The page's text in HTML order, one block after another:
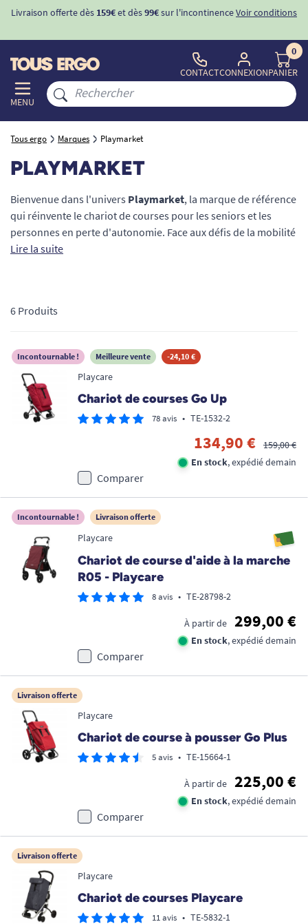
Livraison offerte dès 159€et dès99€sur l'incontinenceVoir conditions
MENU
CONTACTCONNEXION
0
PANIER
Tous ergo Marques Playmarket
PLAYMARKET
Bienvenue dans l'univers Playmarket, la marque de référence
qui réinvente le chariot de courses pour les seniors et les
personnes en perte d'autonomie. Face aux défis de la mobilité
quotidienne, Playmarket développe des produits innovants,
modèles compacts aux robustes chariots à 4 roues, faire ses
gamme complète alliant sécurité, grande capacité et design
contemporain pour une autonomie préservée à chaque sortie.
Lire la suite
6 Produits
Incontournable ! Meilleure vente -24,10 €
Playcare
Chariot de courses Go Up
78 avis • TE-1532-2
134,90 €
159,00 €
En stock, expédié demain
Comparer
Incontournable ! Livraison offerte
Playcare
Chariot de course d'aide à la marche
R05 - Playcare
8 avis • TE-28798-2
À partir de 299,00 €
En stock, expédié demain
Comparer
Livraison offerte
Playcare
Chariot de course à pousser Go Plus
5 avis • TE-15664-1
À partir de 225,00 €
En stock, expédié demain
Comparer
Livraison offerte
Playcare
Chariot de courses Playcare
11 avis • TE-5832-1